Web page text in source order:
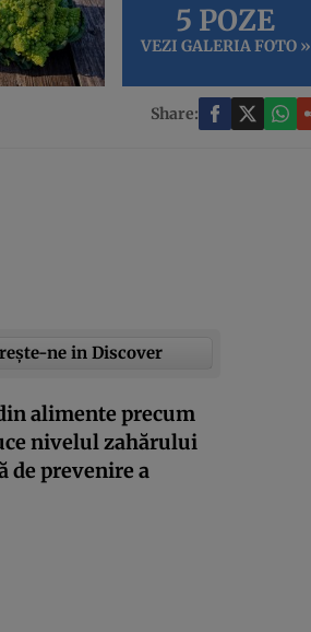
5 POZE
VEZI GALERIA FOTO »
Share:
ne in Discover
alimente precum
nivelul zahărului
de prevenire a